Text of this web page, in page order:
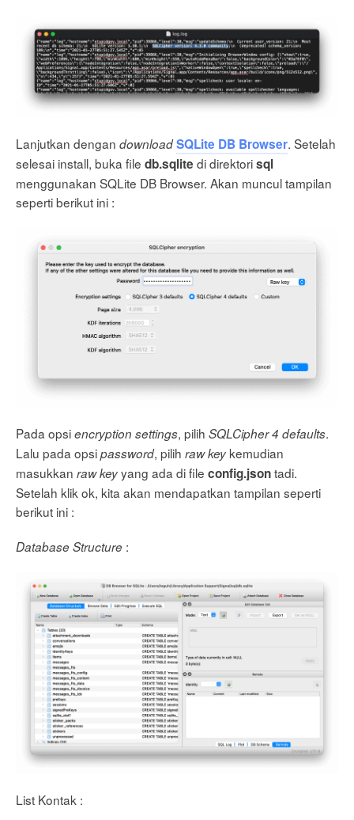
Lanjutkan dengandownloadSQLite DB Browser. Setelah
selesai install, buka filedb.sqlite di direktorisql
menggunakan SQLite DB Browser. Akan muncul tampilan
seperti berikut ini :
Pada opsiencryption settings, pilihSQLCipher 4 defaults.
Lalu pada opsipassword, pilihraw key kemudian
masukkanraw keyyang ada di fileconfig.jsontadi.
Setelah klik ok, kita akan mendapatkan tampilan seperti
berikut ini :
Database Structure :
List Kontak :